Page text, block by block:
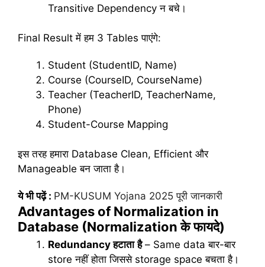
Transitive Dependency न बचे।
Final Result में हम 3 Tables पाएंगे:
Student (StudentID, Name)
Course (CourseID, CourseName)
Teacher (TeacherID, TeacherName,
Phone)
Student-Course Mapping
इस तरह हमारा Database Clean, Efficient और
Manageable बन जाता है।
ये भी पढ़ें : PM-KUSUM Yojana 2025 पूरी जानकारी
Advantages of Normalization in
Database (Normalizationके फायदे)
Redundancyहटाता है– Same data बार-बार
store नहीं होता जिससे storage space बचता है।